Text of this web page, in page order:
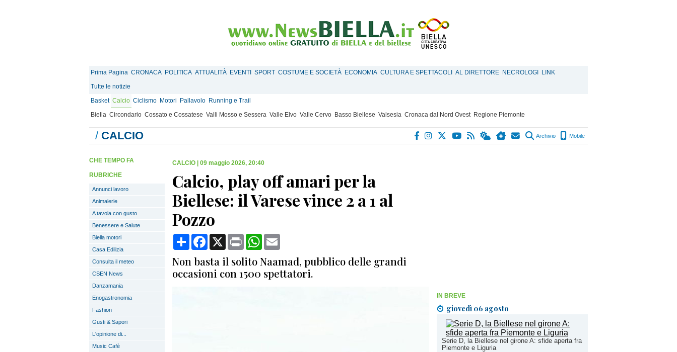
Prima Pagina CRONACA POLITICA ATTUALITÀ EVENTI SPORT COSTUME E SOCIETÀ ECONOMIA CULTURA E SPETTACOLI AL DIRETTORE NECROLOGI
LINK
Tutte le notizie
Basket Calcio Ciclismo Motori Pallavolo Running e Trail
Biella Circondario Cossato e Cossatese Valli Mosso e Sessera Valle Elvo Valle Cervo Basso Biellese Valsesia Cronaca dal Nord Ovest Regione Piemonte
/ CALCIO Archivio Mobile
IN BREVE
giovedì 06 agosto
Serie D, la Biellese nel girone A: sfide aperta fra
Piemonte e Liguria
CHE TEMPO FA
RUBRICHE
Annunci lavoro
Animalerie
A tavola con gusto
Benessere e Salute
Biella motori
Casa Edilizia
Consulta il meteo
CSEN News
Danzamania
Enogastronomia
Fashion
Gusti & Sapori
L'opinione di...
Music Cafè
CALCIO 09 maggio 2026, 20:40
Calcio, play off amari per la
Biellese: il Varese vince 2 a 1 al
Pozzo
CondividiFacebook
X Print WhatsApp
Non basta il solito Naamad, pubblico delle grandi
occasioni con 1500 spettatori.